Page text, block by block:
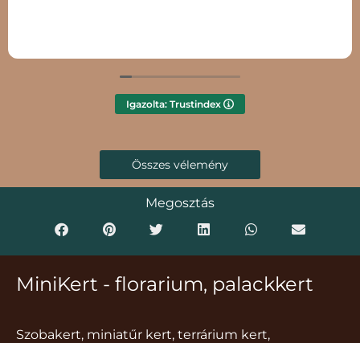
Igazolta: Trustindex
Összes vélemény
Megosztás
MiniKert - florarium, palackkert
Szobakert, miniatűr kert, terrárium kert,